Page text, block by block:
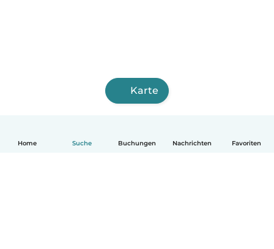
Home Suche Buchungen Nachrichten Favoriten
Karte